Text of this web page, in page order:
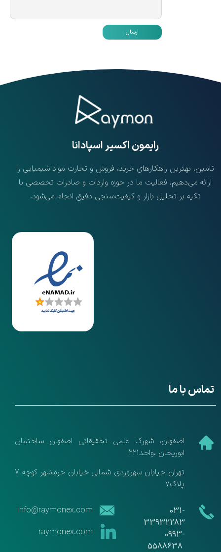
ارسال
تامین، بهترین راهکارهای خرید، فروش و تجارت مواد شیمیایی را
ارائه می‌دهیم. فعالیت ما در حوزه واردات و صادرات تخصصی با
تکیه بر تحلیل بازار و کیفیت‌سنجی دقیق انجام می‌شود.
​رایمون اکسیر اسپادانا
تماس با ما
raymonex.com
تهران خیابان سهروردی شمالی خیابان خرمشهر کوچه 7
پلاک7
​​031-
33932283
​​​​​​​0993-
5588638
​اصفهان، شهرک علمی تحقیقاتی اصفهان ساختمان
ابوریحان ،واحد221
​​Info@raymonex.com